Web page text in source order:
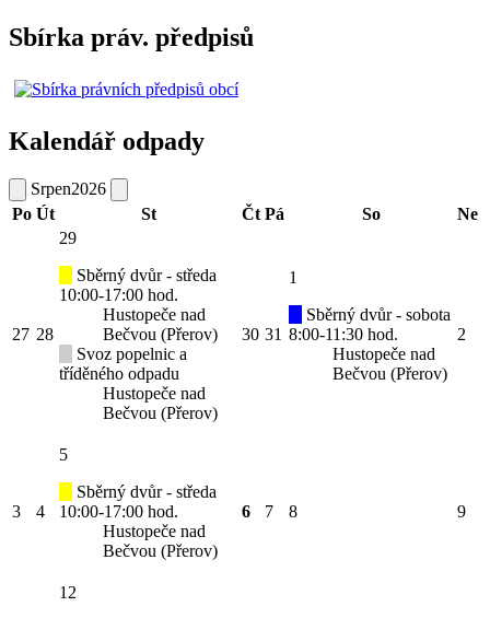
Sbírka práv. předpisů
Kalendář odpady
Srpen2026
Po Út St Čt Pá So Ne
27 28
29
Sběrný dvůr - středa
10:00-17:00 hod.
Hustopeče nad
Bečvou (Přerov)
Svoz popelnic a
tříděného odpadu
Hustopeče nad
Bečvou (Přerov)
30 31
1
Sběrný dvůr - sobota
8:00-11:30 hod.
Hustopeče nad
Bečvou (Přerov)
2
3 4
5
Sběrný dvůr - středa
10:00-17:00 hod.
Hustopeče nad
Bečvou (Přerov)
6 7 8 9
12